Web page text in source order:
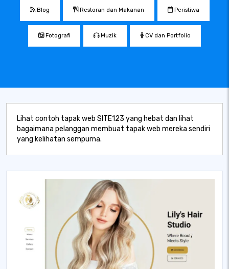
Blog Restoran dan Makanan Peristiwa
Fotografi Muzik CV dan Portfolio
Lihat contoh tapak web SITE123 yang hebat dan lihat
bagaimana pelanggan membuat tapak web mereka sendiri
yang kelihatan sempurna.